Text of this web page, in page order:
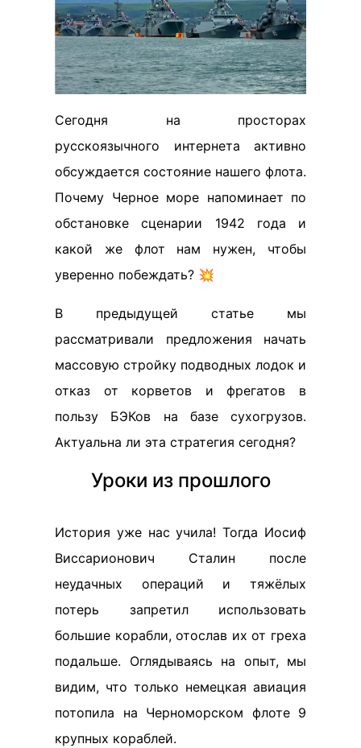
Сегодня на просторах
русскоязычного интернета активно
обсуждается состояние нашего флота.
Почему Черное море напоминает по
обстановке сценарии 1942 года и
какой же флот нам нужен, чтобы
уверенно побеждать? 💥
В предыдущей статье мы
рассматривали предложения начать
массовую стройку подводных лодок и
отказ от корветов и фрегатов в
пользу БЭКов на базе сухогрузов.
Актуальна ли эта стратегия сегодня?
Уроки из прошлого
История уже нас учила! Тогда Иосиф
Виссарионович Сталин после
неудачных операций и тяжёлых
потерь запретил использовать
большие корабли, отослав их от греха
подальше. Оглядываясь на опыт, мы
видим, что только немецкая авиация
потопила на Черноморском флоте 9
крупных кораблей.